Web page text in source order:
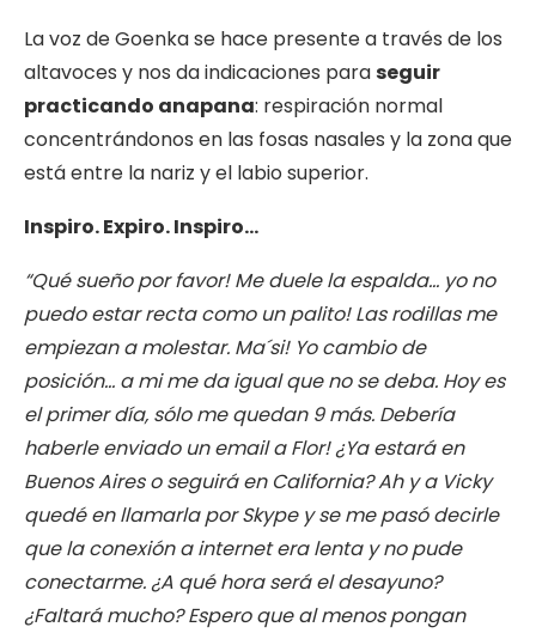
La voz de Goenka se hace presente a través de los
altavoces y nos da indicaciones paraseguir
practicando anapana: respiración normal
concentrándonos en las fosas nasales y la zona que
está entre la nariz y el labio superior.
Inspiro. Expiro. Inspiro…
“Qué sueño por favor! Me duele la espalda… yo no
puedo estar recta como un palito! Las rodillas me
empiezan a molestar. Ma´si! Yo cambio de
posición… a mi me da igual que no se deba. Hoy es
el primer día, sólo me quedan 9 más. Debería
haberle enviado un email a Flor! ¿Ya estará en
Buenos Aires o seguirá en California? Ah y a Vicky
quedé en llamarla por Skype y se me pasó decirle
que la conexión a internet era lenta y no pude
conectarme. ¿A qué hora será el desayuno?
¿Faltará mucho? Espero que al menos pongan